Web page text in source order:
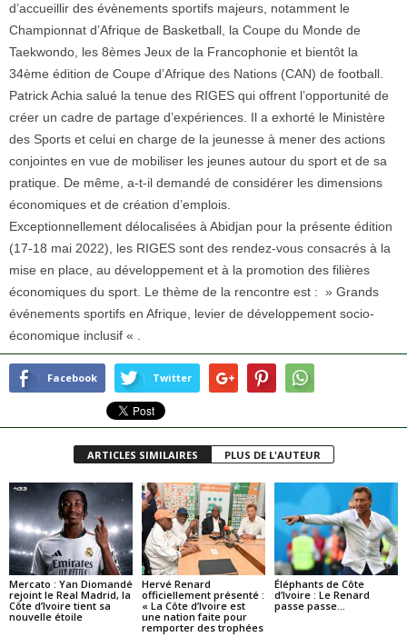
d’accueillir des évènements sportifs majeurs, notamment le
Championnat d’Afrique de Basketball, la Coupe du Monde de
Taekwondo, les 8èmes Jeux de la Francophonie et bientôt la
34ème édition de Coupe d’Afrique des Nations (CAN) de football.
Patrick Achia salué la tenue des RIGES qui offrent l’opportunité de
créer un cadre de partage d’expériences. Il a exhorté le Ministère
des Sports et celui en charge de la jeunesse à mener des actions
conjointes en vue de mobiliser les jeunes autour du sport et de sa
pratique. De même, a-t-il demandé de considérer les dimensions
économiques et de création d’emplois.
Exceptionnellement délocalisées à Abidjan pour la présente édition
(17-18 mai 2022), les RIGES sont des rendez-vous consacrés à la
mise en place, au développement et à la promotion des filières
économiques du sport. Le thème de la rencontre est : » Grands
événements sportifs en Afrique, levier de développement socio-
économique inclusif « .
Facebook Twitter
ARTICLES SIMILAIRES PLUS DE L'AUTEUR
Mercato : Yan Diomandé
rejoint le Real Madrid, la
Côte d’Ivoire tient sa
nouvelle étoile
Hervé Renard
officiellement présenté :
« La Côte d’Ivoire est
une nation faite pour
remporter des trophées
Éléphants de Côte
d’Ivoire : Le Renard
passe passe…